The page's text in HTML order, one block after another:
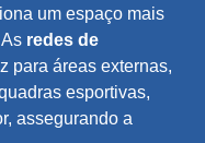
um espaço mais
redes de
para áreas externas,
esportivas,
assegurando a